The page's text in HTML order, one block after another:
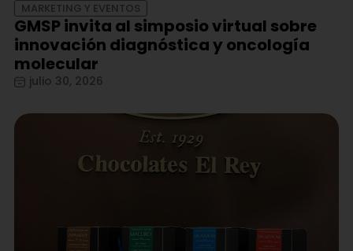
MARKETING Y EVENTOS
GMSP invita al simposio virtual sobre
innovación diagnóstica y oncología
molecular
julio 30, 2026